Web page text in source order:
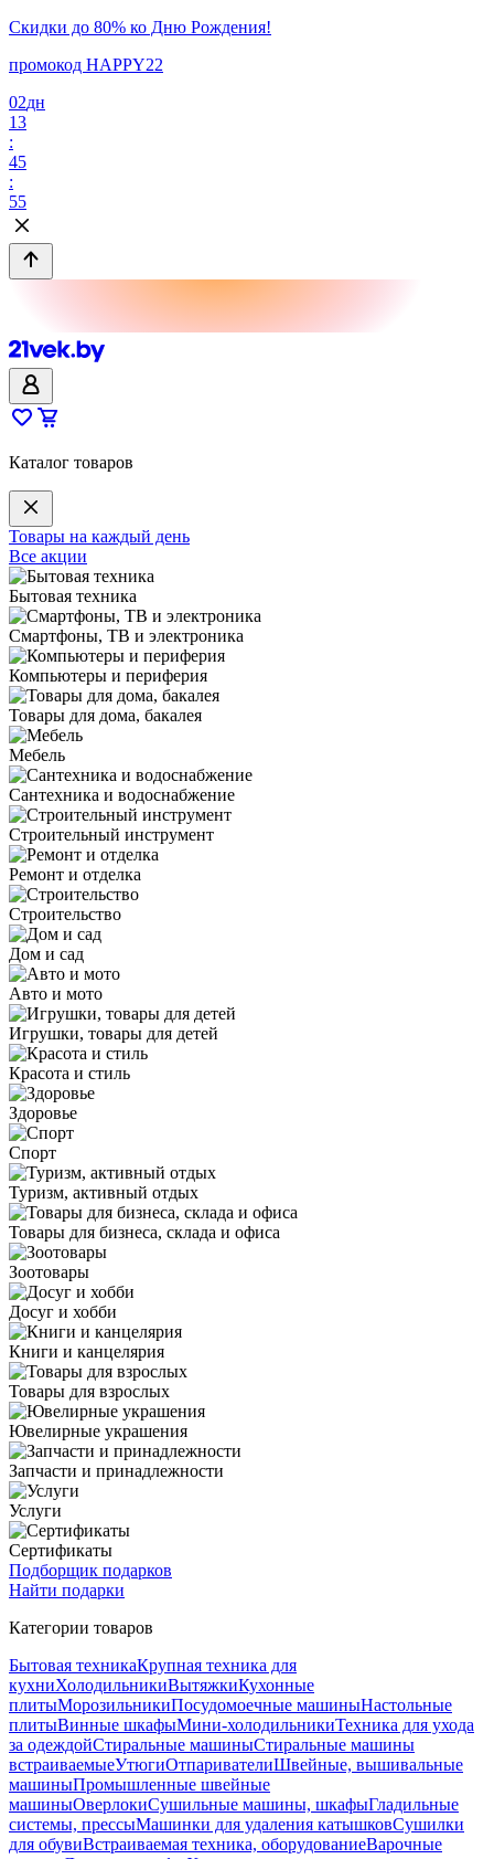
Скидки до 80% ко Дню Рождения!
промокод HAPPY22
02дн
13
:
45
:
55
Каталог товаров
Товары на каждый день
Все акции
Бытовая техника
Смартфоны, ТВ и электроника
Компьютеры и периферия
Товары для дома, бакалея
Мебель
Сантехника и водоснабжение
Строительный инструмент
Ремонт и отделка
Строительство
Дом и сад
Авто и мото
Игрушки, товары для детей
Красота и стиль
Здоровье
Спорт
Туризм, активный отдых
Товары для бизнеса, склада и офиса
Зоотовары
Досуг и хобби
Книги и канцелярия
Товары для взрослых
Ювелирные украшения
Запчасти и принадлежности
Услуги
Сертификаты
Подборщик подарков
Найти подарки
Категории товаров
Бытовая техникаКрупная техника для
кухниХолодильникиВытяжкиКухонные
плитыМорозильникиПосудомоечные машиныНастольные
плитыВинные шкафыМини-холодильникиТехника для ухода
за одеждойСтиральные машиныСтиральные машины
встраиваемыеУтюгиОтпаривателиШвейные, вышивальные
машиныПромышленные швейные
машиныОверлокиСушильные машины, шкафыГладильные
системы, прессыМашинки для удаления катышковСушилки
для обувиВстраиваемая техника, оборудованиеВарочные